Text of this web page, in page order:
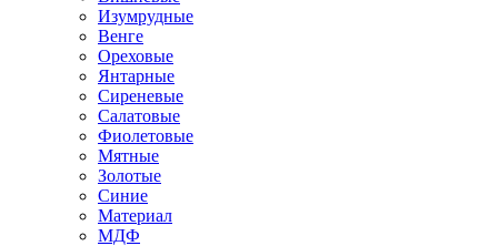
Изумрудные
Венге
Ореховые
Янтарные
Сиреневые
Салатовые
Фиолетовые
Мятные
Золотые
Синие
Материал
МДФ